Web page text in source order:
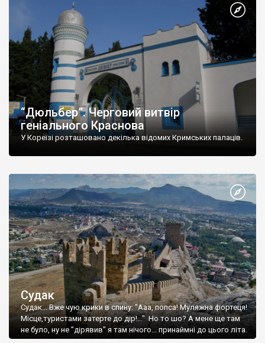
“Дюльбер”. Черговий витвір
геніального Краснова
У Кореїзі розташовано декілька відомих Кримських палаців.
Судак
Судак... Вже чую крики в спину: "Ааа, попса! Муляжна фортеця!
Місце,туристами затерте до дір!..." Но то шо? А мене ще там
не було, ну не "дірявив" я там нічого... принаймні до цього літа.